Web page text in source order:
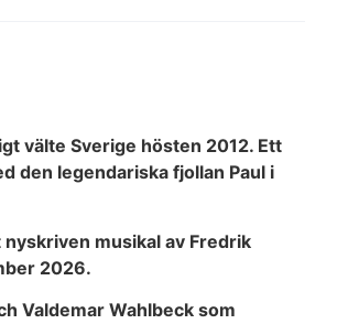
välte Sverige hösten 2012. Ett
den legendariska fjollan Paul i
musikal av Fredrik
2026.
Valdemar Wahlbeck som